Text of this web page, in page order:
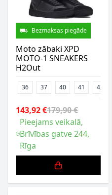
Bezmaksas piegāde
Moto zābaki XPD
MOTO-1 SNEAKERS
H2Out
36 37 40 41 42
143,92 €179,90 €
Pieejams veikalā,
Brīvības gatve 244,
Rīga